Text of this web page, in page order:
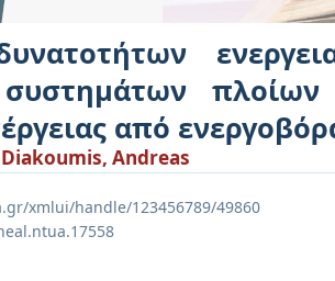
συστημάτων
από
Diakoumis, Andreas
xmlui/handle/123456789/49860